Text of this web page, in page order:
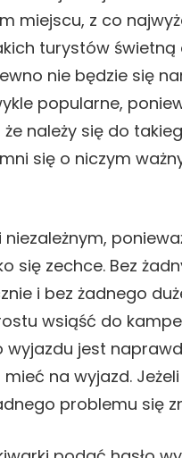
miejscu, z co
turystów
nie będzie się
popularne,
że należy się do
się o niczym
się zechce. Bez
i bez żadnego
wsiąść do
jest
na wyjazd.
problemu się